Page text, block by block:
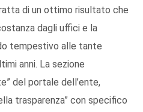
di un ottimo risultato che
dagli uffici e la
tempestivo alle tante
anni. La sezione
del portale dell’ente,
trasparenza” con specifico